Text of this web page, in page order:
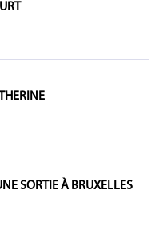
SORTIE À BRUXELLES